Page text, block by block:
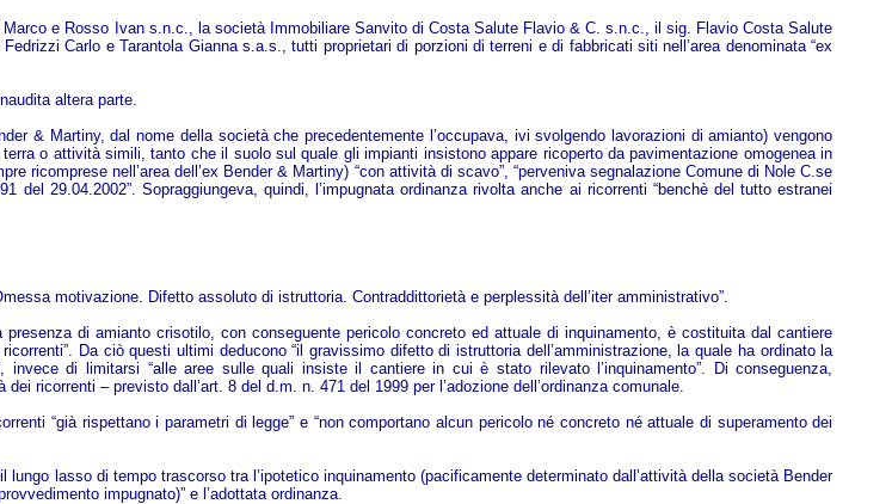
e Rosso Ivan s.n.c., la società Immobiliare Sanvito di Costa Salute Flavio & C. s.n.c., il sig. Flavio Costa Salute
Carlo e Tarantola Gianna s.a.s., tutti proprietari di porzioni di terreni e di fabbricati siti nell’area denominata “ex
altera parte.
& Martiny, dal nome della società che precedentemente l’occupava, ivi svolgendo lavorazioni di amianto) vengono
o attività simili, tanto che il suolo sul quale gli impianti insistono appare ricoperto da pavimentazione omogenea in
ricomprese nell’area dell’ex Bender & Martiny) “con attività di scavo”, “perveniva segnalazione Comune di Nole C.se
29.04.2002”. Sopraggiungeva, quindi, l’impugnata ordinanza rivolta anche ai ricorrenti “benchè del tutto estranei
motivazione. Difetto assoluto di istruttoria. Contraddittorietà e perplessità dell’iter amministrativo”.
di amianto crisotilo, con conseguente pericolo concreto ed attuale di inquinamento, è costituita dal cantiere
Da ciò questi ultimi deducono “il gravissimo difetto di istruttoria dell’amministrazione, la quale ha ordinato la
di limitarsi “alle aree sulle quali insiste il cantiere in cui è stato rilevato l’inquinamento”. Di conseguenza,
ricorrenti – previsto dall’art. 8 del d.m. n. 471 del 1999 per l’adozione dell’ordinanza comunale.
“già rispettano i parametri di legge” e “non comportano alcun pericolo né concreto né attuale di superamento dei
lungo lasso di tempo trascorso tra l’ipotetico inquinamento (pacificamente determinato dall’attività della società Bender
impugnato)” e l’adottata ordinanza.